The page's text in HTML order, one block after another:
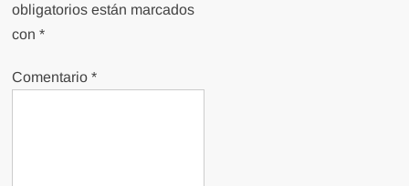
obligatorios están marcados
con*
Comentario*